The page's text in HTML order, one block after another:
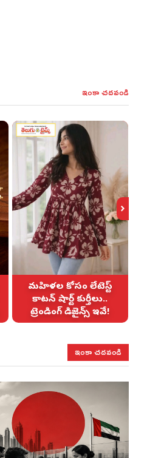
ఇంకా చదవండి
మహిళల కోసం లేటెస్ట్
కాటన్ షార్ట్ కుర్తీలు..
ట్రెండింగ్ డిజైన్స్ ఇవే!
ఇంకా చదవండి